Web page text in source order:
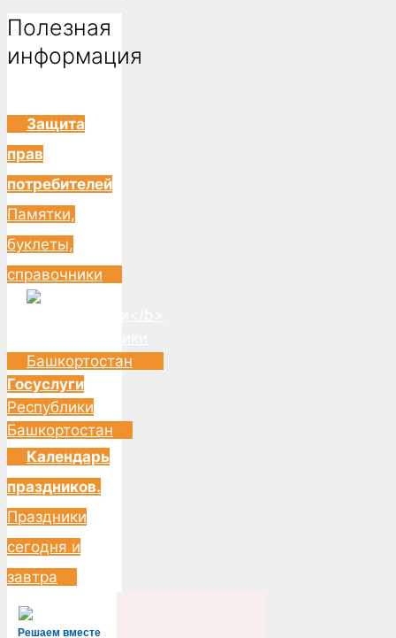
Полезная
информация
Защита
прав
потребителей
Памятки,
буклеты,
справочники
Госуслуги
Республики
Башкортостан
Календарь
праздников.
Праздники
сегодня и
завтра
Решаем вместе